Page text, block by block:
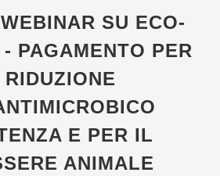
SU ECO-
PAGAMENTO PER
RIDUZIONE
E PER IL
ANIMALE